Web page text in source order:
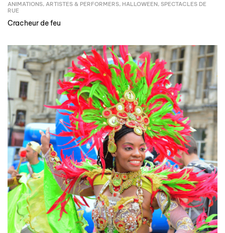
ANIMATIONS, ARTISTES & PERFORMERS, HALLOWEEN, SPECTACLES DE
RUE
Cracheur de feu